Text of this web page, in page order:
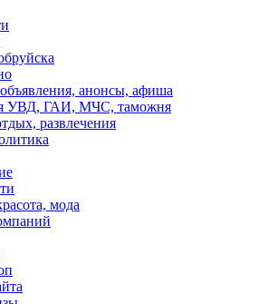
анонсы, афиша
УВД, ГАИ, МЧС, таможня
развлечения
мода